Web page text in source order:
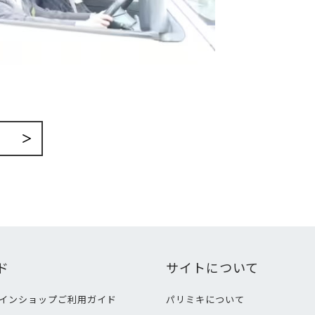
ンショップご利用ガイド
サイトについて
パリミキについて